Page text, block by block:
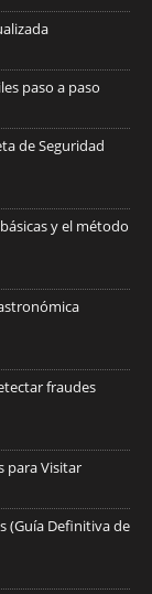
paso a paso
de Seguridad
y el método
fraudes
para Visitar
(Guía Definitiva de